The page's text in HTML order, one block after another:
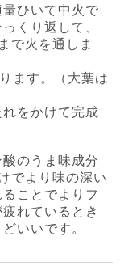
ひいて中火で
くり返して、
で火を通しま
ます。（大葉は
をかけて完成
のうま味成分
でより味の深い
ことでよりフ
れているとき
いいです。